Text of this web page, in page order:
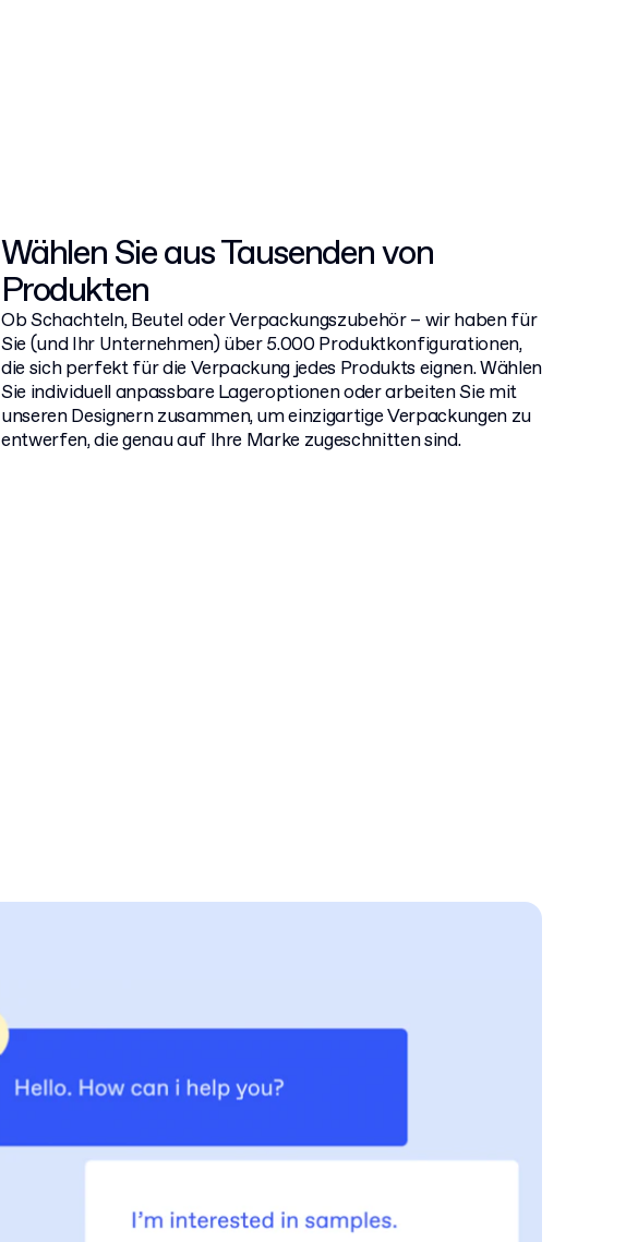
Wählen Sie aus Tausenden von
Produkten
Ob Schachteln, Beutel oder Verpackungszubehör – wir haben für
Sie (und Ihr Unternehmen) über 5.000 Produktkonfigurationen,
die sich perfekt für die Verpackung jedes Produkts eignen. Wählen
Sie individuell anpassbare Lageroptionen oder arbeiten Sie mit
unseren Designern zusammen, um einzigartige Verpackungen zu
entwerfen, die genau auf Ihre Marke zugeschnitten sind.